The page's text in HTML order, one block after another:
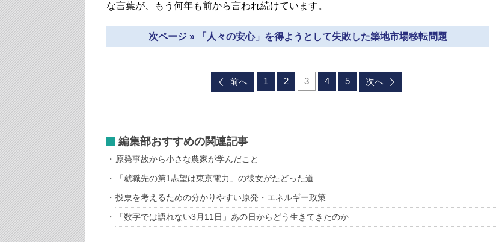
な言葉が、もう何年も前から言われ続けています。
次ページ » 「人々の安心」を得ようとして失敗した築地市場移転問題
前へ 1 2 3 4 5 次へ
編集部おすすめの関連記事
原発事故から小さな農家が学んだこと
「就職先の第1志望は東京電力」の彼女がたどった道
投票を考えるための分かりやすい原発・エネルギー政策
「数字では語れない3月11日」あの日からどう生きてきたのか